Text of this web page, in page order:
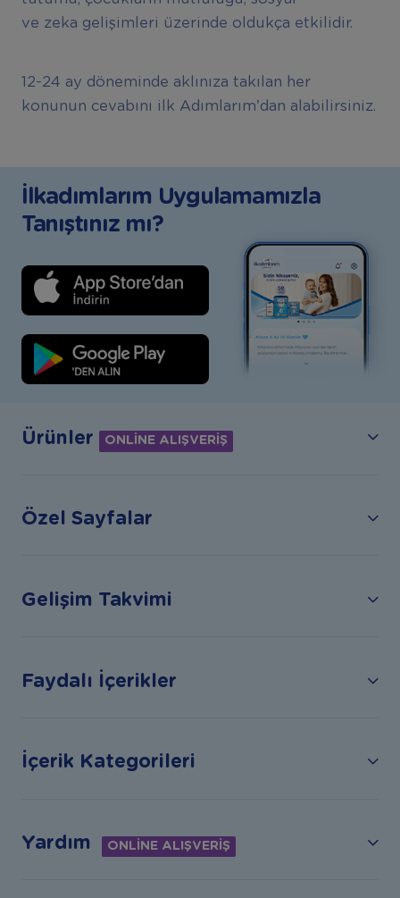
ve zeka gelişimleri üzerinde oldukça etkilidir.
12-24 ay döneminde aklınıza takılan her
konunun cevabını ilk Adımlarım’dan alabilirsiniz.
İlkadımlarım Uygulamamızla
Tanıştınız mı?
Ürünler ONLİNE ALIŞVERİŞ
Özel Sayfalar
Gelişim Takvimi
Faydalı İçerikler
İçerik Kategorileri
Yardım ONLİNE ALIŞVERİŞ